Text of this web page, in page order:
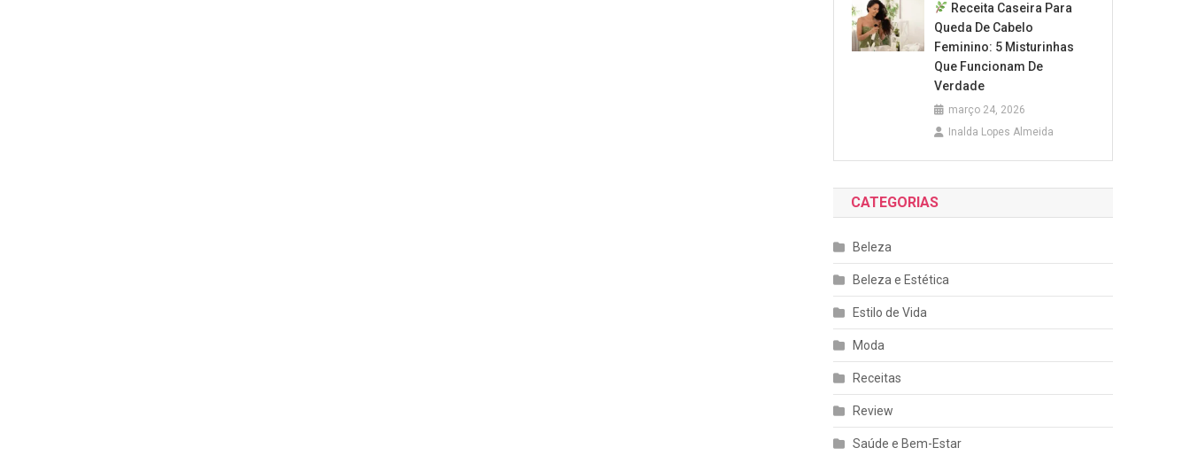
Receita Caseira Para
Queda De Cabelo
Feminino: 5 Misturinhas
Que Funcionam De
Verdade
março 24, 2026
Inalda Lopes Almeida
CATEGORIAS
Beleza
Beleza e Estética
Estilo de Vida
Moda
Receitas
Review
Saúde e Bem-Estar